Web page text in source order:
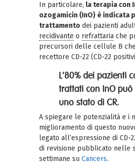
In particolare, la terapia con
ozogamicin (InO) è indicata
trattamento dei pazienti
recidivante o refrattaria che
precursori delle cellule B
recettore CD-22 (CD-22
L’80% dei pazienti
trattati con InO
uno stato di CR.
A spiegare le potenzialità e i
miglioramento di questo
legato all’espressione di CD-
di revisione pubblicato nelle
settimane su Cancers.